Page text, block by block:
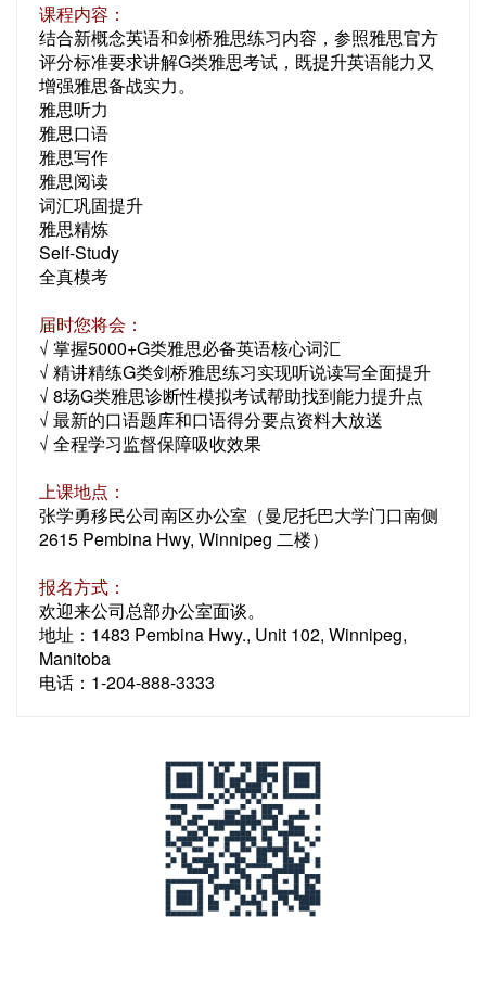
课程内容：
结合新概念英语和剑桥雅思练习内容，参照雅思官方
评分标准要求讲解G类雅思考试，既提升英语能力又
增强雅思备战实力。
雅思听力
雅思口语
雅思写作
雅思阅读
词汇巩固提升
雅思精炼
Self-Study
全真模考
届时您将会：
√ 掌握5000+G类雅思必备英语核心词汇
√ 精讲精练G类剑桥雅思练习实现听说读写全面提升
√ 8场G类雅思诊断性模拟考试帮助找到能力提升点
√ 最新的口语题库和口语得分要点资料大放送
√ 全程学习监督保障吸收效果
上课地点：
张学勇移民公司南区办公室（曼尼托巴大学门口南侧
2615 Pembina Hwy, Winnipeg 二楼）
报名方式：
欢迎来公司总部办公室面谈。
地址：1483 Pembina Hwy., Unit 102, Winnipeg,
Manitoba
电话：1-204-888-3333